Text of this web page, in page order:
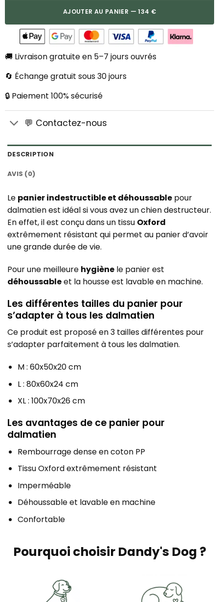
AJOUTER AU PANIER — 134 €
🚚 Livraison gratuite en 5–7 jours ouvrés
🔄 Échange gratuit sous 30 jours
🔒 Paiement 100% sécurisé
💬 Contactez-nous
DESCRIPTION
AVIS (0)
Le panier indestructible et déhoussable pour
dalmatien est idéal si vous avez un chien destructeur.
En effet, il est conçu dans un tissu Oxford
extrêmement résistant qui permet au panier d’avoir
une grande durée de vie.
Pour une meilleure hygiène le panier est
déhoussableet la housse est lavable en machine.
Les différentes tailles du panier pour
s’adapter à tous les dalmatien
Ce produit est proposé en 3 tailles différentes pour
s’adapter parfaitement à tous les dalmatien.
M : 60x50x20 cm
L : 80x60x24 cm
XL : 100x70x26 cm
Les avantages de ce panier pour
dalmatien
Rembourrage dense en coton PP
Tissu Oxford extrêmement résistant
Imperméable
Déhoussable et lavable en machine
Confortable
Pourquoi choisir Dandy's Dog ?